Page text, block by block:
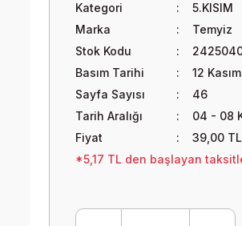
Kategori
5.KISIM
Marka
Temyiz
Stok Kodu
Basım Tarihi
12
Sayfa Sayısı
46
Tarih Aralığı
04 - 08
Fiyat
39,00
*5,17 TL den başlayan